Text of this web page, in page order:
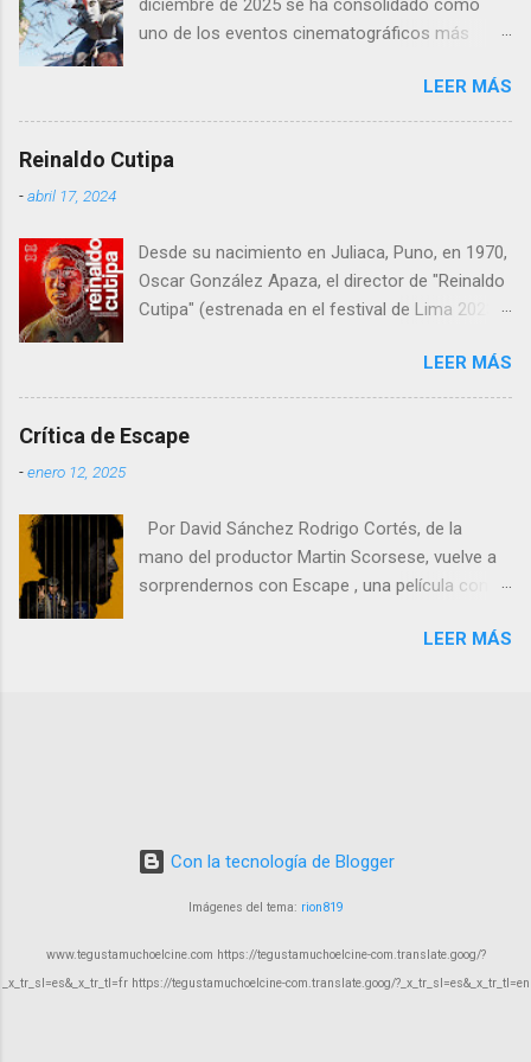
diciembre de 2025 se ha consolidado como
uno de los eventos cinematográficos más
saga dirigida por James Cameron ha vuelto a
atraer al gran público a las salas, con cifras de
taquilla sólidas y un impacto notable en
mercados europeos clave como Francia y
LEER MÁS
Reinaldo Cutipa
-abril 17, 2024
Desde su nacimiento en Juliaca, Puno, en 1970,
Oscar González Apaza, el director de "Reinaldo
Cutipa" (estrenada en el festival de Lima 2023,
en la búsqueda de expresar las complejidades y
desafíos que enfrenta la humanidad a través
LEER MÁS
Crítica de Escape
-enero 12, 2025
Por David Sánchez Rodrigo Cortés, de la
mano del productor Martin Scorsese, vuelve a
sorprendernos con Escape , una película con
comedia negra, drama carcelario y elementos
LEER MÁS
Con la tecnología de Blogger
Imágenes del tema: rion819
www.tegustamuchoelcine.com https://tegustamuchoelcine-com.translate.goog/?
_x_tr_sl=es&_x_tr_tl=fr https://tegustamuchoelcine-com.translate.goog/?_x_tr_sl=es&_x_tr_tl=en